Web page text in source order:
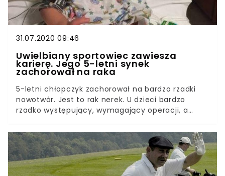
31.07.2020 09:46
Uwielbiany sportowiec zawiesza
karierę. Jego 5-letni synek
zachorował na raka
5-letni chłopczyk zachorował na bardzo rzadki
nowotwór. Jest to rak nerek. U dzieci bardzo
rzadko występujący, wymagający operacji, a
się długo i zawiesił swoją działalność
zawodową.Rak zaatakował małego synka
znanego sportowca. Niestety, jest to bardzo
rzadki przypadek nowotworu, więc rodzina musi
się zmobilizować, by wspierać malca w tak